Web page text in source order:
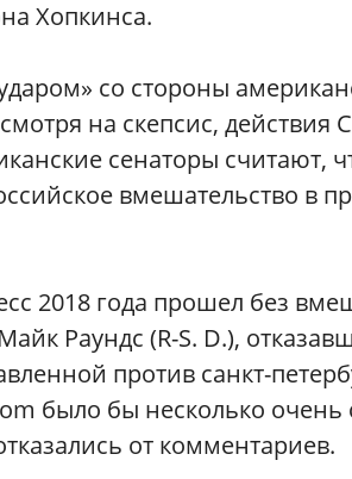
Хопкинса.
со стороны
на скепсис,
сенаторы считают,
вмешательство в
2018 года прошел без
Раундс (R-S. D.),
против cанкт-
было бы несколько очень
от комментариев.